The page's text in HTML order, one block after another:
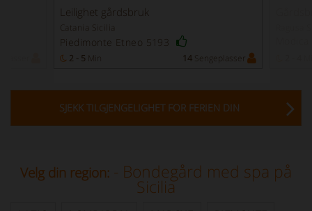
Leilighet gårdsbruk
Catania Sicilia
Piedimonte Etneo 5193
2 - 5 Min 14 Sengeplasser
SJEKK TILGJENGELIGHET FOR FERIEN DIN
Velg din region: - Bondegård med spa på
Sicilia